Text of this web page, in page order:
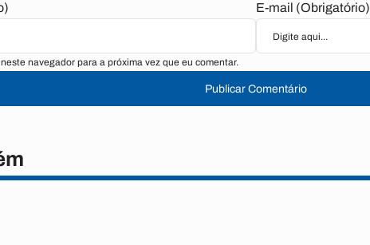
E-mail (Obrigatório)
navegador para a próxima vez que eu comentar.
Publicar Comentário